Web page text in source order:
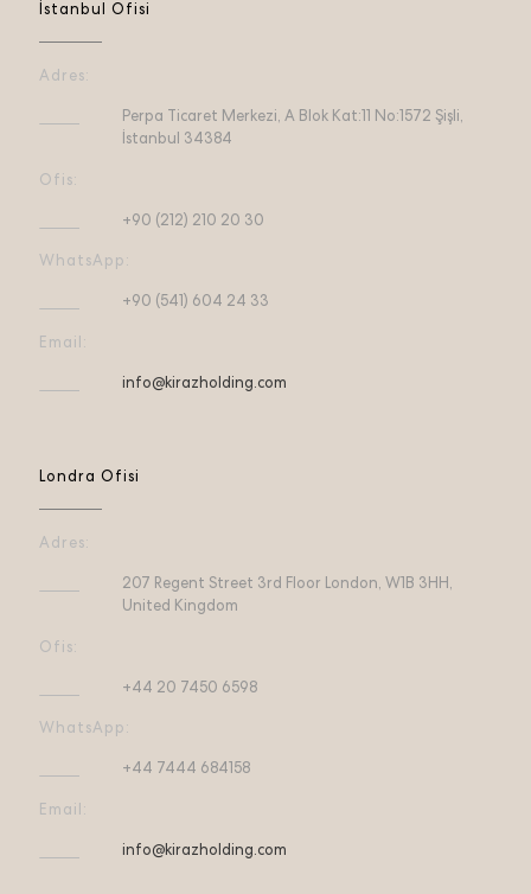
İstanbul Ofisi
Adres:
Perpa Ticaret Merkezi, A Blok Kat:11 No:1572 Şişli,
İstanbul 34384
Ofis:
+90 (212) 210 20 30
WhatsApp:
+90 (541) 604 24 33
Email:
info@kirazholding.com
Londra Ofisi
Adres:
207 Regent Street 3rd Floor London, W1B 3HH,
United Kingdom
Ofis:
+44 20 7450 6598
WhatsApp:
+44 7444 684158
Email:
info@kirazholding.com